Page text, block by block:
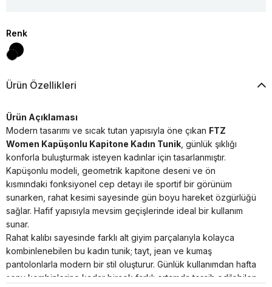
Renk
Ürün Özellikleri
Ürün Açıklaması
Modern tasarımı ve sıcak tutan yapısıyla öne çıkan FTZ
Women Kapüşonlu Kapitone Kadın Tunik , günlük şıklığı
konforla buluşturmak isteyen kadınlar için tasarlanmıştır.
Kapüşonlu modeli, geometrik kapitone deseni ve ön
kısmındaki fonksiyonel cep detayı ile sportif bir görünüm
sunarken, rahat kesimi sayesinde gün boyu hareket özgürlüğü
sağlar. Hafif yapısıyla mevsim geçişlerinde ideal bir kullanım
sunar.
Rahat kalıbı sayesinde farklı alt giyim parçalarıyla kolayca
kombinlenebilen bu kadın tunik; tayt, jean ve kumaş
pantolonlarla modern bir stil oluşturur. Günlük kullanımdan hafta
sonu kombinlerine kadar birçok farklı ortamda tercih edilebilen